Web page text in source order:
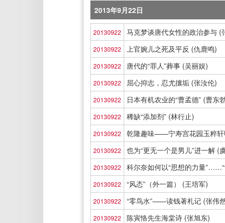
2013年9月22日
20130922 马克梦谈唐代女性的政治参与 (
20130922 上官婉儿之死及平反 (仇鹿鸣)
20130922 唐代的“罪人”葬事 (吴丽娱)
20130922 屈心抑志，忍尤攘垢 (张汝伦)
20130922 日本有机农业的“曹孟德” (曹东
20130922 稀缺“添加剂” (林行止)
20130922 乾隆趣味——宁寿宫花园玉粹轩
20130922 也为“更无一个是男儿”进一解 (
20130922 科尔奈如何以“思想的力量
20130922 “风态”（外一篇） (王培军)
20130922 “零鸟水”——读钱著札记 (张伟
20130922 陈寅恪先生海棠诗 (张旭东)